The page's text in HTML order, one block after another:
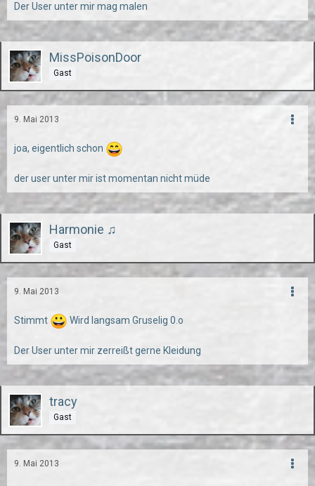
Der User unter mir mag malen
MissPoisonDoor
Gast
9. Mai 2013
joa, eigentlich schon
der user unter mir ist momentan nicht müde
Harmonie ♫
Gast
9. Mai 2013
Stimmt Wird langsam Gruselig 0.o
Der User unter mir zerreißt gerne Kleidung
tracy
Gast
9. Mai 2013